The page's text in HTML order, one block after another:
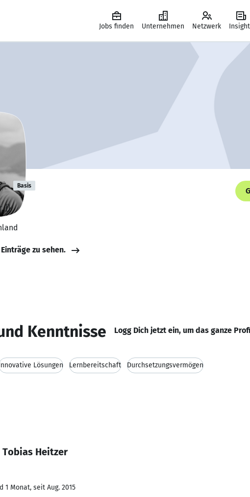
Jobs finden Unternehmen Netzwerk
Basis
{}
zu sehen.
Kenntnisse Logg Dich jetzt ein, um das ganze
Lösungen Lernbereitschaft Durchsetzungsvermögen
Heitzer
1 Monat, seit Aug. 2015